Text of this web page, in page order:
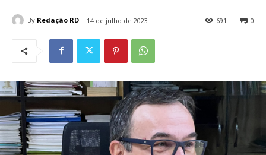
By Redação RD 14 de julho de 2023 0
691